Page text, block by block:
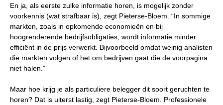
En ja, als eerste zulke informatie horen, is mogelijk zonder
voorkennis (wat strafbaar is), zegt Pieterse-Bloem. “In sommige
markten, zoals in opkomende economieën en bij
hoogrenderende bedrijfsobligaties, wordt informatie minder
efficiënt in de prijs verwerkt. Bijvoorbeeld omdat weinig analisten
die markten volgen of het om bedrijven gaat die de voorpagina
niet halen.”
Maar hoe krijg je als particuliere belegger dit soort geruchten te
horen? Dat is uiterst lastig, zegt Pieterse-Bloem. Professionele